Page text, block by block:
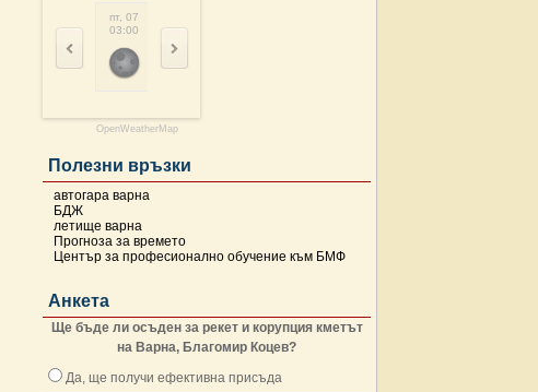
пт, 07
03:00
06:00
OpenWeatherMap
Полезни връзки
автогара варна
БДЖ
летище варна
Прогноза за времето
Център за професионално обучение към БМФ
Анкета
Ще бъде ли осъден за рекет и корупция кметът
на Варна, Благомир Коцев?
Да, ще получи ефективна присъда